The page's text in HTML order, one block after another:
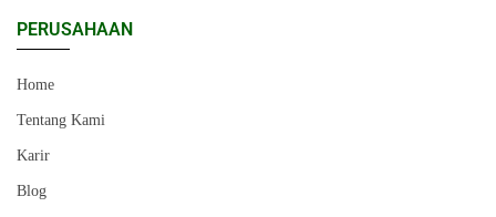
PERUSAHAAN
Home
Tentang Kami
Karir
Blog